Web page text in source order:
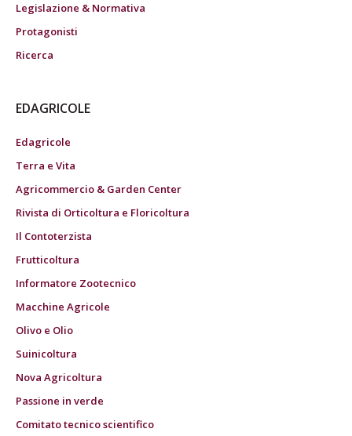
Legislazione & Normativa
Protagonisti
Ricerca
EDAGRICOLE
Edagricole
Terra e Vita
Agricommercio & Garden Center
Rivista di Orticoltura e Floricoltura
Il Contoterzista
Frutticoltura
Informatore Zootecnico
Macchine Agricole
Olivo e Olio
Suinicoltura
Nova Agricoltura
Passione in verde
Comitato tecnico scientifico